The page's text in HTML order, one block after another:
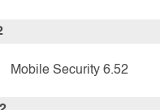
Mobile Security 6.52